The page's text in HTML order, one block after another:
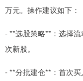
万元。操作建议如下：
- **选股策略**：选择
次新股。
- **分批建仓**：首次